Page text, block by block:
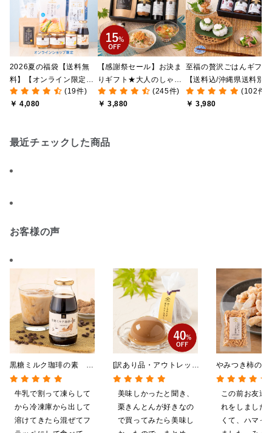
2026夏の福袋【送料無
料】【オンライン限定】
【ポイントキャンペーン
実施中】【のし・ラッピ
(19件)
￥ 4,080
【感謝祭セール】お決ま
りギフト★大人のしゃけ
しゃけめんたい入り【送
料込/沖縄県送料別途】
(245件)
￥ 3,880
至福の贅沢ごはんギフト
【送料込/沖縄県送料別
途】【化粧箱包装付/オン
ライン限定】
(102件)
￥ 3,980
最近チェックした商品
お客様の声
やみつき柿の
黒胡椒 85g
この前お友達
れをしました
くて、ハマっ
黒糖ミルク珈琲の素
275ml （ドリンクベース／
希釈タイプ）
牛乳で割って凍らして
から冷凍庫から出して
溶けてきたら混ぜてフ
[訳あり品・アウトレット]
[賞味期限2026年09月09
日]絹ごしなめらか 栗き
んとんゼリー 81g【季節
限定】
美味しかったと聞き、
栗きんとんが好きなの
で買ってみたら美味し